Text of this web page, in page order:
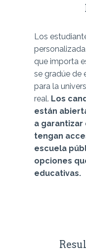
Los
que importa
se gradúe de
para la
real. Los
están
a garantizar
tengan
escuela
opciones
educativas.